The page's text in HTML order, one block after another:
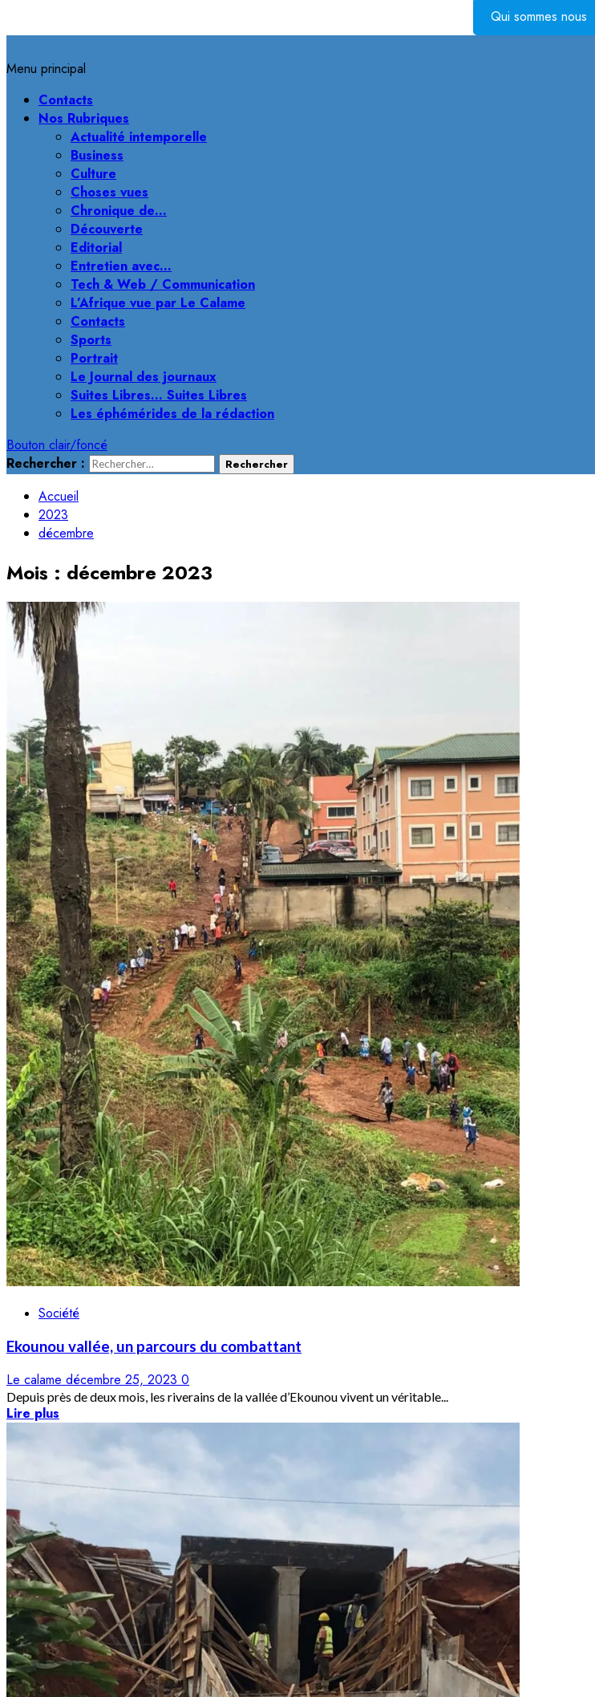
Qui sommes nous
Menu principal
Contacts
Nos Rubriques
Actualité intemporelle
Business
Culture
Choses vues
Chronique de…
Découverte
Editorial
Entretien avec…
Tech & Web / Communication
L’Afrique vue par Le Calame
Contacts
Sports
Portrait
Le Journal des journaux
Suites Libres… Suites Libres
Les éphémérides de la rédaction
Bouton clair/foncé
Rechercher :
Accueil
2023
décembre
Mois : décembre 2023
Société
Ekounou vallée, un parcours du combattant
Le calame décembre 25, 2023 0
Depuis près de deux mois, les riverains de la vallée d’Ekounou vivent un véritable...
Lire plus